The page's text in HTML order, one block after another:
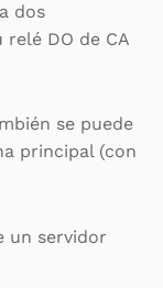
dos
DO de CA
se puede
principal (con
un servidor